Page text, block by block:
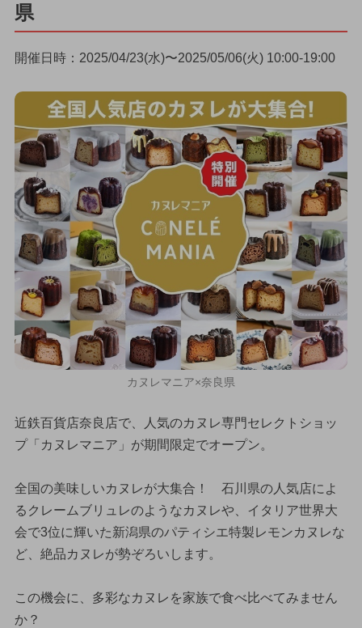
県
開催日時：2025/04/23(水)〜2025/05/06(火) 10:00-19:00
カヌレマニア×奈良県
近鉄百貨店奈良店で、人気のカヌレ専門セレクトショッ
プ「カヌレマニア」が期間限定でオープン。
全国の美味しいカヌレが大集合！ 石川県の人気店によ
るクレームブリュレのようなカヌレや、イタリア世界大
会で3位に輝いた新潟県のパティシエ特製レモンカヌレな
ど、絶品カヌレが勢ぞろいします。
この機会に、多彩なカヌレを家族で食べ比べてみません
か？